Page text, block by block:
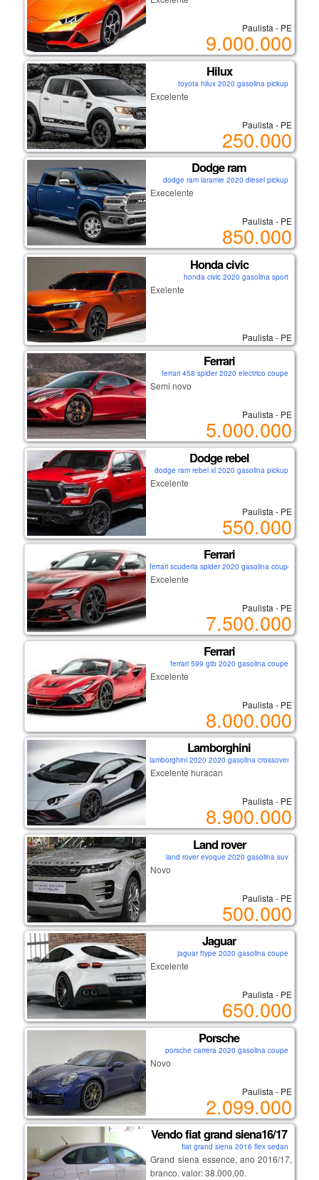
Paulista - PE
9.000.000
Hilux
toyota hilux 2020 gasolina pickup
Excelente
Paulista - PE
250.000
Dodge ram
dodge ram laramie 2020 diesel pickup
Execelente
Paulista - PE
850.000
Honda civic
honda civic 2020 gasolina sport
Exelente
Paulista - PE
Ferrari
ferrari 458 spider 2020 electrico coupe
Semi novo
Paulista - PE
5.000.000
Dodge rebel
dodge ram rebel xl 2020 gasolina pickup
Excelente
Paulista - PE
550.000
Ferrari
ferrari scuderia spider 2020 gasolina coupe
Excelente
Paulista - PE
7.500.000
Ferrari
ferrari 599 gtb 2020 gasolina coupe
Excelente
Paulista - PE
8.000.000
Lamborghini
lamborghini 2020 2020 gasolina crossover
Excelente huracan
Paulista - PE
8.900.000
Land rover
land rover evoque 2020 gasolina suv
Novo
Paulista - PE
500.000
Jaguar
jaguar ftype 2020 gasolina coupe
Excelente
Paulista - PE
650.000
Porsche
porsche carrera 2020 gasolina coupe
Novo
Paulista - PE
2.099.000
Vendo fiat grand siena16/17
fiat grand siena 2016 flex sedan
Grand siena essence, ano 2016/17,
branco. valor: 38.000,00.